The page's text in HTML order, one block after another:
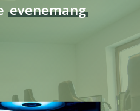
evenemang